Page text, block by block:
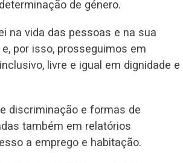
de género.
na vida das pessoas e na sua
por isso, prosseguimos em
livre e igual em dignidade e
discriminação e formas de
também em relatórios
a emprego e habitação.